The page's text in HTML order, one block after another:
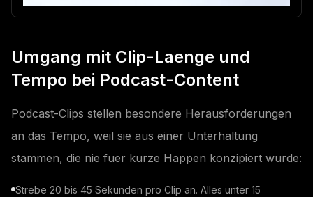
Umgang mit Clip-Laenge und
Tempo bei Podcast-Content
Podcast-Clips stellen besondere Herausforderungen
an das Tempo, weil sie aus einer Unterhaltung
stammen, die nie fuer kurze Happen konzipiert wurde:
Strebe 20 bis 45 Sekunden pro Clip an. Alles unter 15